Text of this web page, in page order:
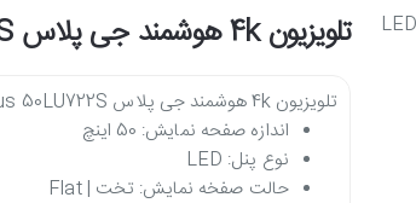
تلویزیون 4k هوشمند جی پلاس LED TV 4K Smart G Plus 50LU722S سایز 50 اینچ
تلویزیون 4k هوشمند جی پلاس LED TV 4K Smart G Plus 50LU722S سایز 50 اینچ
اندازه صفحه نمایش: 50 اینچ
نوع پنل: LED
حالت صفخه نمایش: تخت | Flat